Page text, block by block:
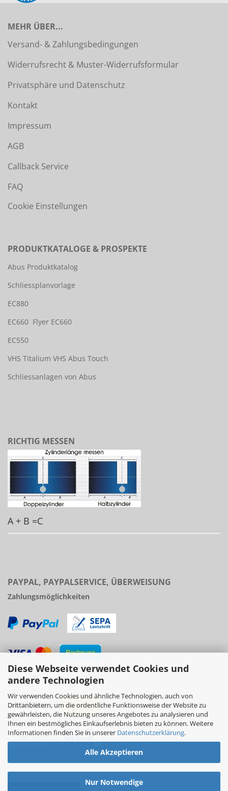
Diese Webseite verwendet Cookies und
andere Technologien
Wir verwenden Cookies und ähnliche Technologien, auch von
Drittanbietern, um die ordentliche Funktionsweise der Website zu
gewährleisten, die Nutzung unseres Angebotes zu analysieren und
Ihnen ein bestmögliches Einkaufserlebnis bieten zu können. Weitere
Informationen finden Sie in unserer Datenschutzerklärung.
Alle Akzeptieren
Nur Notwendige
MEHR ÜBER...
Versand- & Zahlungsbedingungen
Widerrufsrecht & Muster-Widerrufsformular
Privatsphäre und Datenschutz
Kontakt
Impressum
AGB
Callback Service
FAQ
Cookie Einstellungen
PRODUKTKATALOGE & PROSPEKTE
Abus Produktkatalog
Schliessplanvorlage
EC880
EC660 Flyer EC660
EC550
VHS Titalium VHS Abus Touch
Schliessanlagen von Abus
RICHTIG MESSEN
A + B =C
PAYPAL, PAYPALSERVICE, ÜBERWEISUNG
Zahlungsmöglichkeiten
Versand